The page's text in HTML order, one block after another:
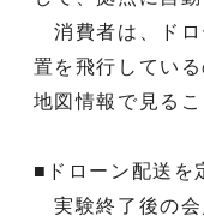
消費者は、ドロ
置を飛行してい
地図情報で見るこ
■ドローン配送を
実験終了後の会